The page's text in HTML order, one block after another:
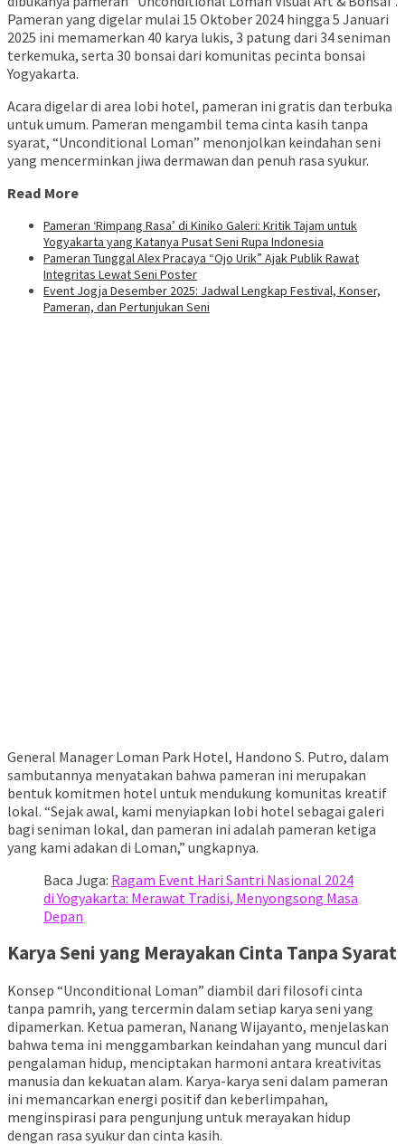
Pameran yang digelar mulai 15 Oktober 2024 hingga 5 Januari
2025 ini memamerkan 40 karya lukis, 3 patung dari 34 seniman
terkemuka, serta 30 bonsai dari komunitas pecinta bonsai
Yogyakarta.
Acara digelar di area lobi hotel, pameran ini gratis dan terbuka
untuk umum. Pameran mengambil tema cinta kasih tanpa
syarat, “Unconditional Loman” menonjolkan keindahan seni
yang mencerminkan jiwa dermawan dan penuh rasa syukur.
Read More
Pameran ‘Rimpang Rasa’ di Kiniko Galeri: Kritik Tajam untuk
Yogyakarta yang Katanya Pusat Seni Rupa Indonesia
Pameran Tunggal Alex Pracaya “Ojo Urik” Ajak Publik Rawat
Integritas Lewat Seni Poster
Event Jogja Desember 2025: Jadwal Lengkap Festival, Konser,
Pameran, dan Pertunjukan Seni
General Manager Loman Park Hotel, Handono S. Putro, dalam
sambutannya menyatakan bahwa pameran ini merupakan
bentuk komitmen hotel untuk mendukung komunitas kreatif
lokal. “Sejak awal, kami menyiapkan lobi hotel sebagai galeri
bagi seniman lokal, dan pameran ini adalah pameran ketiga
yang kami adakan di Loman,” ungkapnya.
Baca Juga: Ragam Event Hari Santri Nasional 2024
di Yogyakarta: Merawat Tradisi, Menyongsong Masa
Depan
Karya Seni yang Merayakan Cinta Tanpa Syarat
Konsep “Unconditional Loman” diambil dari filosofi cinta
tanpa pamrih, yang tercermin dalam setiap karya seni yang
dipamerkan. Ketua pameran, Nanang Wijayanto, menjelaskan
bahwa tema ini menggambarkan keindahan yang muncul dari
pengalaman hidup, menciptakan harmoni antara kreativitas
manusia dan kekuatan alam. Karya-karya seni dalam pameran
ini memancarkan energi positif dan keberlimpahan,
menginspirasi para pengunjung untuk merayakan hidup
dengan rasa syukur dan cinta kasih.